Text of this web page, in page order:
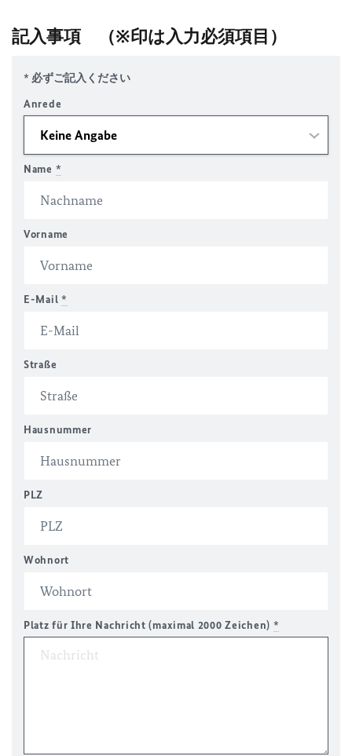
記入事項 （※印は入力必須項目）
* 必ずご記入ください
Anrede
Name *
Vorname
E-Mail *
Straße
Hausnummer
PLZ
Wohnort
Platz für Ihre Nachricht (maximal 2000 Zeichen) *